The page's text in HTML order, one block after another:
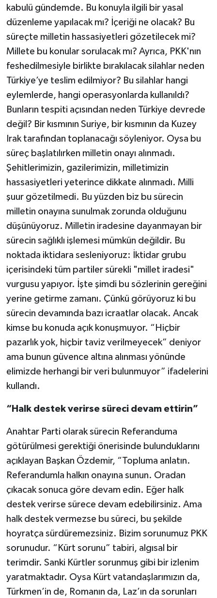
kabulü gündemde. Bu konuyla ilgili bir yasal
düzenleme yapılacak mı? İçeriği ne olacak? Bu
süreçte milletin hassasiyetleri gözetilecek mi?
Millete bu konular sorulacak mı? Ayrıca, PKK'nın
feshedilmesiyle birlikte bırakılacak silahlar neden
Türkiye’ye teslim edilmiyor? Bu silahlar hangi
eylemlerde, hangi operasyonlarda kullanıldı?
Bunların tespiti açısından neden Türkiye devrede
değil? Bir kısmının Suriye, bir kısmının da Kuzey
Irak tarafından toplanacağı söyleniyor. Oysa bu
süreç başlatılırken milletin onayı alınmadı.
Şehitlerimizin, gazilerimizin, milletimizin
hassasiyetleri yeterince dikkate alınmadı. Milli
şuur gözetilmedi. Bu yüzden biz bu sürecin
milletin onayına sunulmak zorunda olduğunu
düşünüyoruz. Milletin iradesine dayanmayan bir
sürecin sağlıklı işlemesi mümkün değildir. Bu
noktada iktidara sesleniyoruz: İktidar grubu
içerisindeki tüm partiler sürekli "millet iradesi"
vurgusu yapıyor. İşte şimdi bu sözlerinin gereğini
yerine getirme zamanı. Çünkü görüyoruz ki bu
sürecin devamında bazı icraatlar olacak. Ancak
kimse bu konuda açık konuşmuyor. “Hiçbir
pazarlık yok, hiçbir taviz verilmeyecek” deniyor
ama bunun güvence altına alınması yönünde
elimizde herhangi bir veri bulunmuyor” ifadelerini
kullandı.
“Halk destek verirse süreci devam ettirin”
Anahtar Parti olarak sürecin Referanduma
götürülmesi gerektiği önerisinde bulunduklarını
açıklayan Başkan Özdemir, “Topluma anlatın.
Referandumla halkın onayına sunun. Oradan
çıkacak sonuca göre devam edin. Eğer halk
destek verirse sürece devam edebilirsiniz. Ama
halk destek vermezse bu süreci, bu şekilde
hoyratça sürdüremezsiniz. Bizim sorunumuz PKK
sorunudur. “Kürt sorunu” tabiri, algısal bir
terimdir. Sanki Kürtler sorunmuş gibi bir izlenim
yaratmaktadır. Oysa Kürt vatandaşlarımızın da,
Türkmen’in de, Romanın da, Laz’ın da sorunları